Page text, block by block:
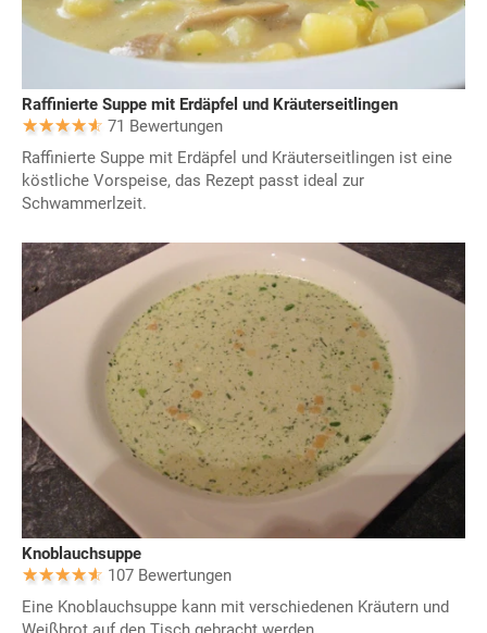
Raffinierte Suppe mit Erdäpfel und Kräuterseitlingen
71 Bewertungen
Raffinierte Suppe mit Erdäpfel und Kräuterseitlingen ist eine
köstliche Vorspeise, das Rezept passt ideal zur
Schwammerlzeit.
Knoblauchsuppe
107 Bewertungen
Eine Knoblauchsuppe kann mit verschiedenen Kräutern und